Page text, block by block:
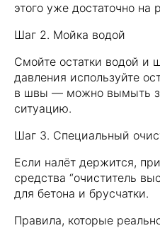
этого уже достаточно на
Шаг 2. Мойка водой
Смойте остатки водой и
давления используйте
в швы — можно вымыть
ситуацию.
Шаг 3. Специальный
Если налёт держится,
средства “очиститель
для бетона и брусчатки.
Правила, которые